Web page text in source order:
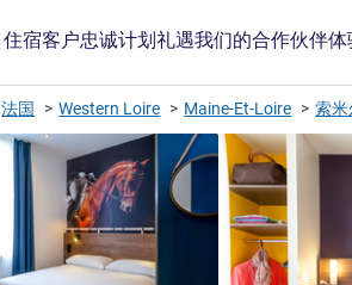
住宿客户忠诚计划礼遇我们的合作伙伴体
法国 Western Loire Maine-Et-Loire 索米